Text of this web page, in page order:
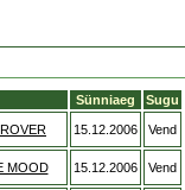
Sünniaeg
Sugu
15.12.2006 Vend
MOOD 15.12.2006 Vend